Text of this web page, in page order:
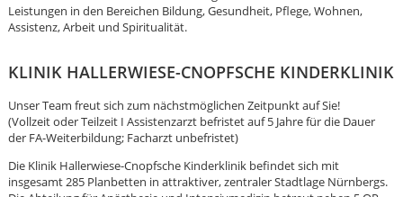
Leistungen in den Bereichen Bildung, Gesundheit, Pflege, Wohnen,
Assistenz, Arbeit und Spiritualität.
KLINIK HALLERWIESE-CNOPFSCHE KINDERKLINIK
Unser Team freut sich zum nächstmöglichen Zeitpunkt auf Sie!
(Vollzeit oder Teilzeit I Assistenzarzt befristet auf 5 Jahre für die Dauer
der FA-Weiterbildung; Facharzt unbefristet)
Die Klinik Hallerwiese-Cnopfsche Kinderklinik befindet sich mit
insgesamt 285 Planbetten in attraktiver, zentraler Stadtlage Nürnbergs.